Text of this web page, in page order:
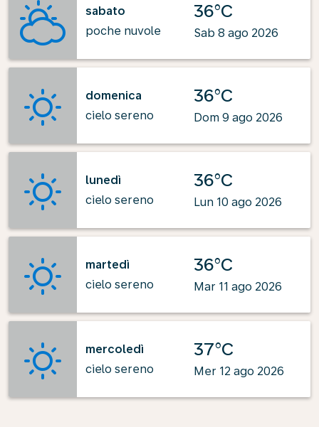
sabato
poche nuvole
36°C
Sab 8 ago 2026
domenica
cielo sereno
36°C
Dom 9 ago 2026
lunedì
cielo sereno
36°C
Lun 10 ago 2026
martedì
cielo sereno
36°C
Mar 11 ago 2026
mercoledì
cielo sereno
37°C
Mer 12 ago 2026